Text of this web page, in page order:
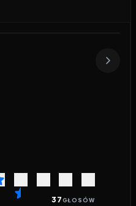
37GŁOSÓW